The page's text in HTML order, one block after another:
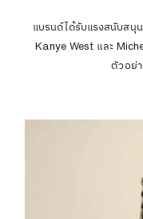
แบรนด์ได้รับแรงสนับสนุ
Kanye West และ
ตัวอย่